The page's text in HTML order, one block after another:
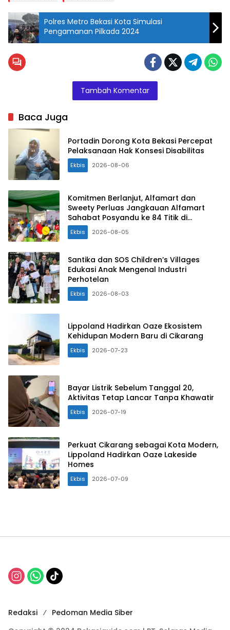
Polres Metro Bekasi Kota Simulasi
Pengamanan Pilkada 2024
Tambah Komentar
Baca Juga
Portadin Dorong Kota Bekasi Percepat
Pelaksanaan Hak Konsesi Disabilitas
Ekbis 2026-08-06
Komitmen Berlanjut, Alfamart dan
Sweety Perluas Jangkauan Alfamart
Sahabat Posyandu ke 84 Titik di
Indonesia
Ekbis 2026-08-05
Santika dan SOS Children’s Villages
Edukasi Anak Mengenal Industri
Perhotelan
Ekbis 2026-08-03
Lippoland Hadirkan Oaze Ekosistem
Kehidupan Modern Baru di Cikarang
Ekbis 2026-07-23
Bayar Listrik Sebelum Tanggal 20,
Aktivitas Tetap Lancar Tanpa Khawatir
Ekbis 2026-07-19
Perkuat Cikarang sebagai Kota Modern,
Lippoland Hadirkan Oaze Lakeside
Homes
Ekbis 2026-07-09
Redaksi
Pedoman Media Siber